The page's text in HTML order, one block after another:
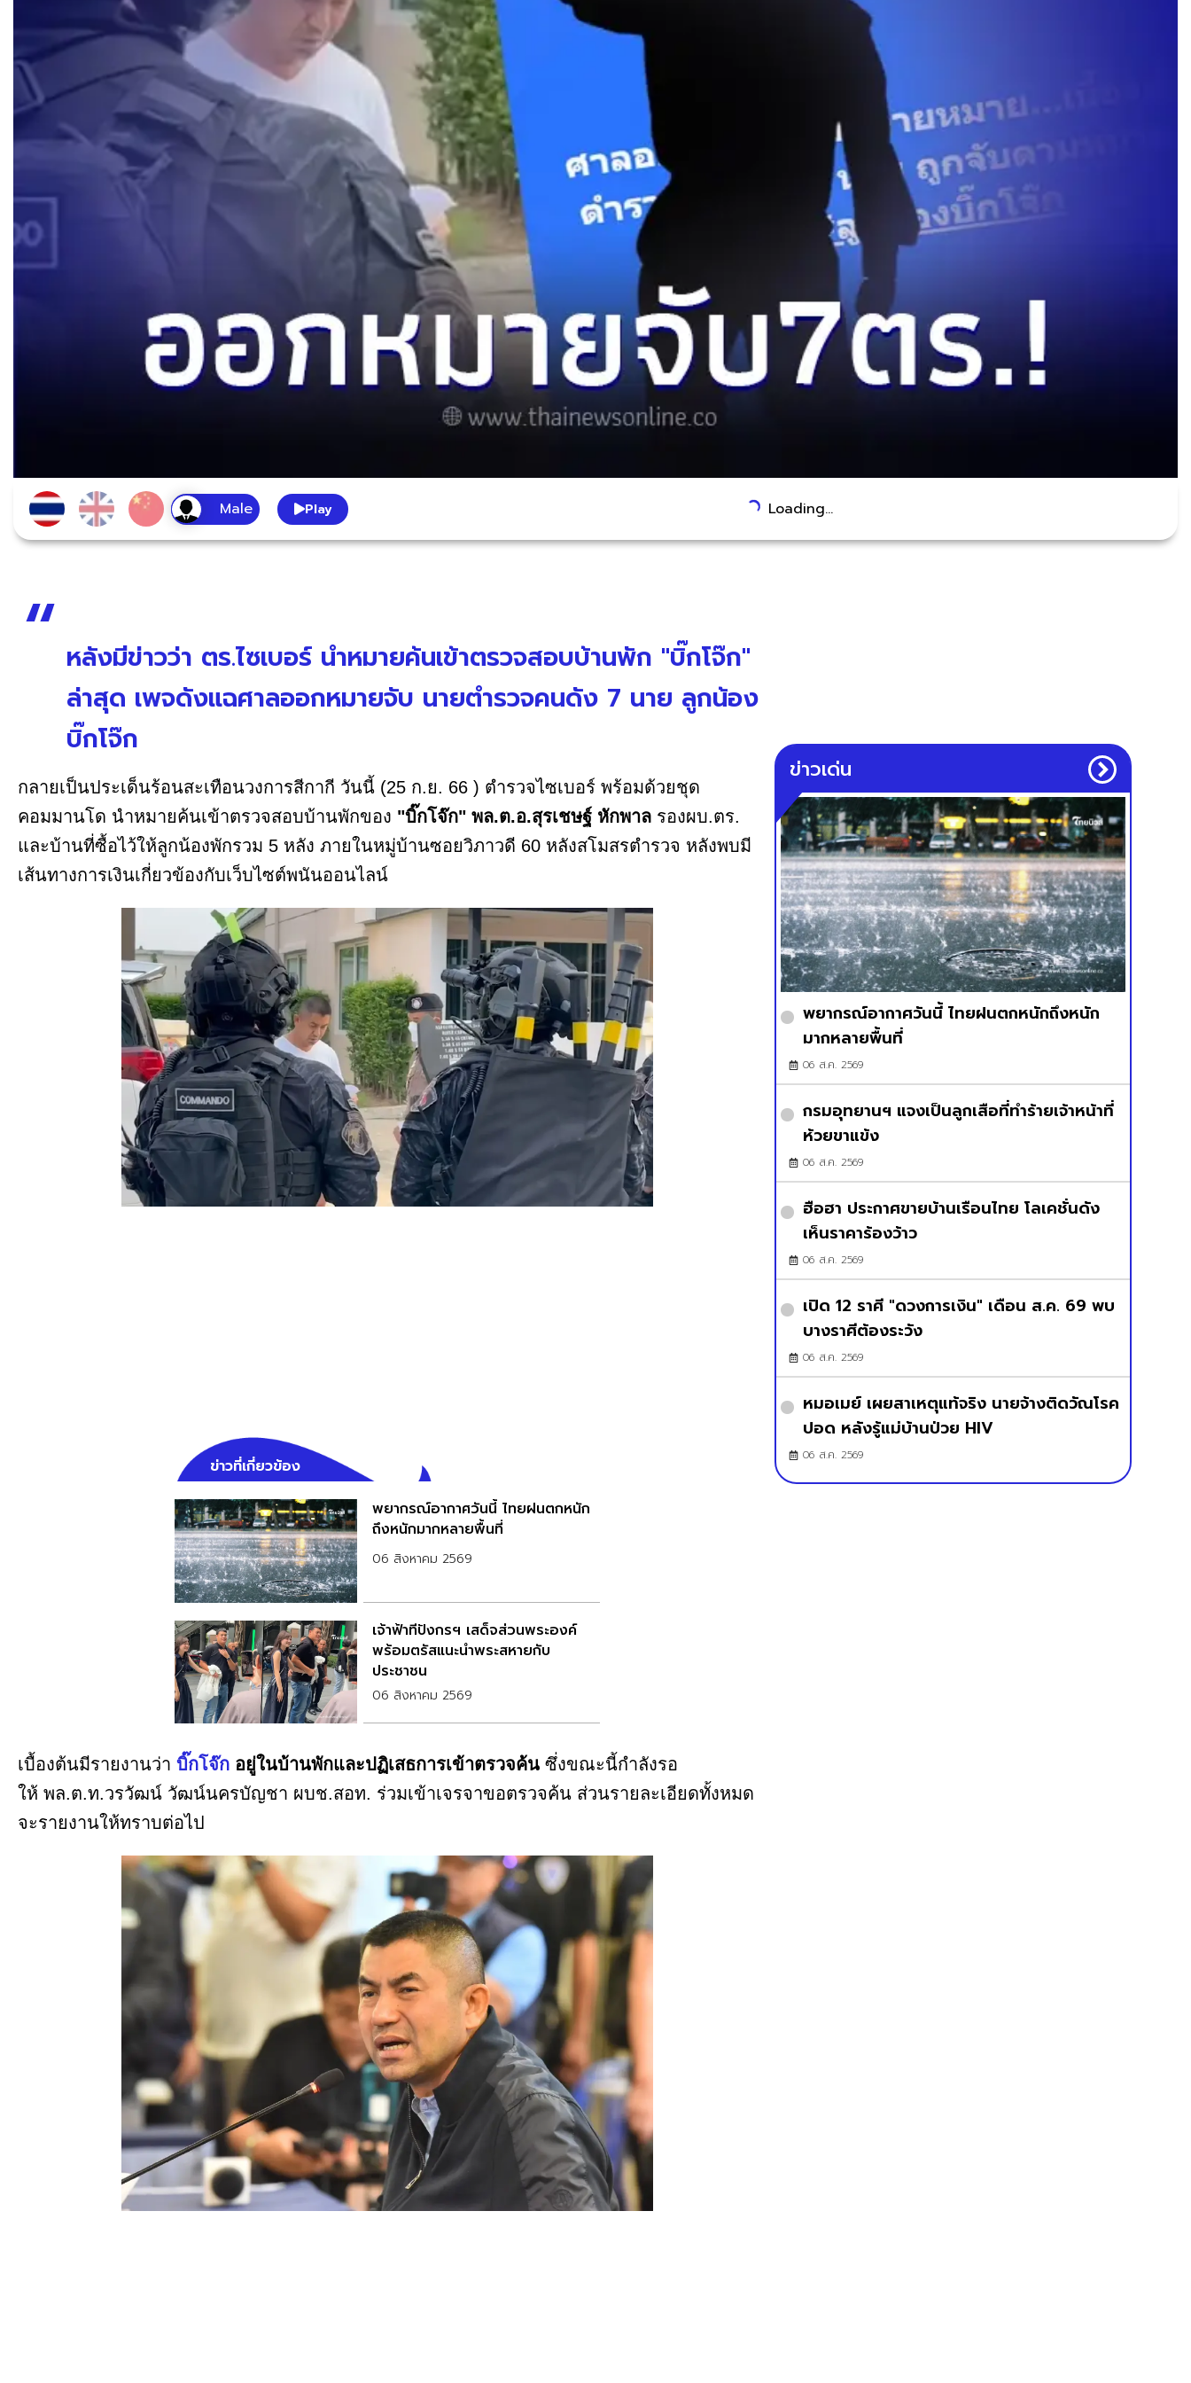
Play Loading...
หลังมีข่าวว่า ตร.ไซเบอร์ นำหมายค้นเข้าตรวจสอบบ้านพัก "บิ๊กโจ๊ก"
ล่าสุด เพจดังแฉศาลออกหมายจับ นายตำรวจคนดัง 7 นาย ลูกน้อง
บิ๊กโจ๊ก
กลายเป็นประเด็นร้อนสะเทือนวงการสีกากี วันนี้ (25 ก.ย. 66 ) ตำรวจไซเบอร์ พร้อมด้วยชุด
คอมมานโด นำหมายค้นเข้าตรวจสอบบ้านพักของ "บิ๊กโจ๊ก" พล.ต.อ.สุรเชษฐ์ หักพาล รองผบ.ตร.
และบ้านที่ซื้อไว้ให้ลูกน้องพักรวม 5 หลัง ภายในหมู่บ้านซอยวิภาวดี 60 หลังสโมสรตำรวจ หลังพบมี
เส้นทางการเงินเกี่ยวข้องกับเว็บไซต์พนันออนไลน์
ข่าวที่เกี่ยวข้อง
พยากรณ์อากาศวันนี้ ไทยฝนตกหนัก
ถึงหนักมากหลายพื้นที่
06 สิงหาคม 2569
เจ้าฟ้าทีปังกรฯ เสด็จส่วนพระองค์
พร้อมตรัสแนะนำพระสหายกับ
ประชาชน
06 สิงหาคม 2569
เบื้องต้นมีรายงานว่า บิ๊กโจ๊ก อยู่ในบ้านพักและปฏิเสธการเข้าตรวจค้น ซึ่งขณะนี้กำลังรอ
ให้ พล.ต.ท.วรวัฒน์ วัฒน์นครบัญชา ผบช.สอท. ร่วมเข้าเจรจาขอตรวจค้น ส่วนรายละเอียดทั้งหมด
จะรายงานให้ทราบต่อไป
ข่าวเด่น
พยากรณ์อากาศวันนี้ ไทยฝนตกหนักถึงหนัก
มากหลายพื้นที่
06 ส.ค. 2569
กรมอุทยานฯ แจงเป็นลูกเสือที่ทำร้ายเจ้าหน้าที่
ห้วยขาแข้ง
06 ส.ค. 2569
ฮือฮา ประกาศขายบ้านเรือนไทย โลเคชั่นดัง
เห็นราคาร้องว้าว
06 ส.ค. 2569
เปิด 12 ราศี "ดวงการเงิน" เดือน ส.ค. 69 พบ
บางราศีต้องระวัง
06 ส.ค. 2569
หมอเมย์ เผยสาเหตุแท้จริง นายจ้างติดวัณโรค
ปอด หลังรู้แม่บ้านป่วย HIV
06 ส.ค. 2569